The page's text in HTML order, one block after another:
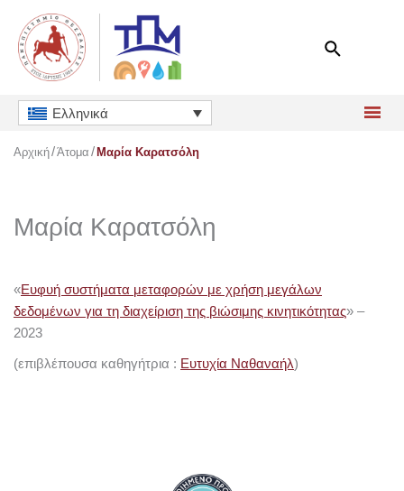
περιεχόμενο
Ελληνικά
Αρχική Άτομα Μαρία Καρατσόλη
Μαρία Καρατσόλη
«Ευφυή συστήματα μεταφορών με χρήση μεγάλων
δεδομένων για τη διαχείριση της βιώσιμης κινητικότητας» –
2023
(επιβλέπουσα καθηγήτρια : Ευτυχία Ναθαναήλ)